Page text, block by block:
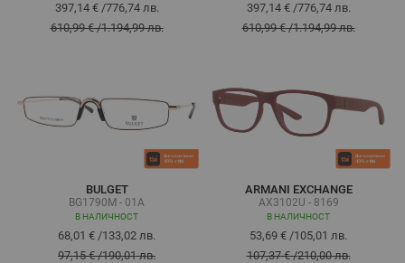
397,14 €/776,74 лв.
610,99 €/1.194,99 лв.
397,14 €/776,74 лв.
610,99 €/1.194,99 лв.
BULGET
BG1790M - 01A
В НАЛИЧНОСТ
68,01 € /133,02 лв.
97,15 €/190,01 лв.
ARMANI EXCHANGE
AX3102U - 8169
В НАЛИЧНОСТ
53,69 € /105,01 лв.
107,37 €/210,00 лв.